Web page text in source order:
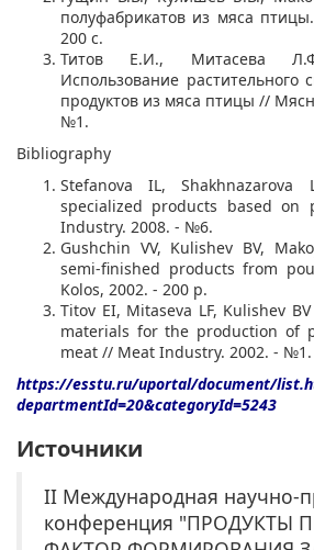
полуфабрикатов из мяса
200 с.
Титов Е.И., Митасева
Использование растительного
продуктов из мяса птицы //
№1.
Bibliography
Stefanova IL, Shakhnazarova
specialized products based
Industry. 2008. - №6.
Gushchin VV, Kulishev BV,
semi-finished products from
Kolos, 2002. - 200 p.
Titov EI, Mitaseva LF, Kulishev
materials for the production of
meat // Meat Industry. 2002. - №1.
https://esstu.ru/uportal/document/
departmentId=20&categoryId=5243
Источники
II Международная научно-
конференция "ПРОДУКТЫ